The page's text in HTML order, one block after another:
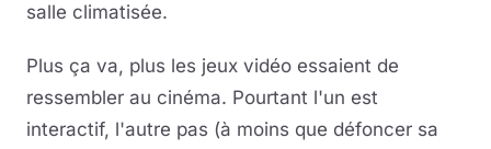
salle climatisée.
Plus ça va, plus les jeux vidéo essaient de
ressembler au cinéma. Pourtant l'un est
interactif, l'autre pas (à moins que défoncer sa